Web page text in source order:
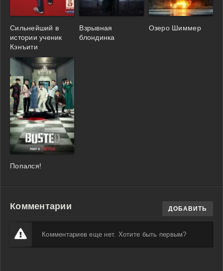
Сильнейший в
истории ученик
Кэнъити
Взрывная
блондинка
Озеро Шиммер
Попался!
Комментарии ДОБАВИТЬ
Комментариев еще нет. Хотите быть первым?